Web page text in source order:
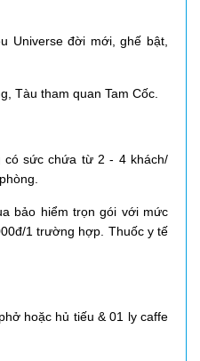
Universe đời mới, ghế bật,
Tàu tham quan Tam Cốc.
có sức chứa từ 2 - 4 khách/
bảo hiểm trọn gói với mức
1 trường hợp. Thuốc y tế
hoặc hủ tiếu & 01 ly caffe